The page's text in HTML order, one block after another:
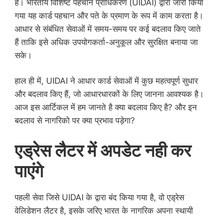
है। भारतीय विशिष्ट पहचान प्राधिकरण (UIDAI) द्वारा जारी किया
गया यह कार्ड पहचान और पते के प्रमाण के रूप में काम करता है।
आधार से संबंधित सेवाओं में समय-समय पर कई बदलाव किए जाते
हैं ताकि इसे अधिक उपयोगकर्ता-अनुकूल और सुरक्षित बनाया जा
सके।
हाल ही में, UIDAI ने आधार कार्ड सेवाओं में कुछ महत्वपूर्ण सुधार
और बदलाव किए हैं, जो आधारधारकों के लिए जानना आवश्यक है।
आज इस आर्टिकल में हम जानते है क्या बदलाव किए है? और इन
बदलाव से नागरिको पर क्या प्रभाव पड़ेगा?
एड्रेस लैटर में अपडेट नही कर
पाएंगे
पहली सेवा जिसे UIDAI के द्वारा बंद किया गया है, वो एड्रेस
वेलिडेशन लैटर है, इसके जरिए भारत के नागरिक अपना स्थायी